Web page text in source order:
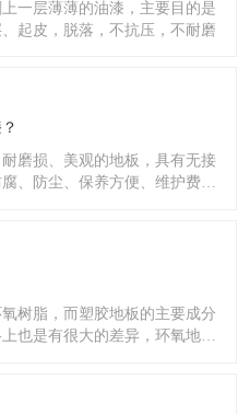
一层薄薄的油漆，主要目的是
起皮，脱落，不抗压，不耐磨
磨损、美观的地板，具有无接
、防尘、保养方便、维护费用
树脂，而塑胶地板的主要成分
也是有很大的差异，环氧地坪